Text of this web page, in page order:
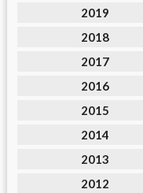
2019
2018
2017
2016
2015
2014
2013
2012